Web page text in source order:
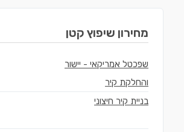
מחירון שיפוץ קטן
שפכטל אמריקאי - יישור
והחלקת קיר
בניית קיר חיצוני